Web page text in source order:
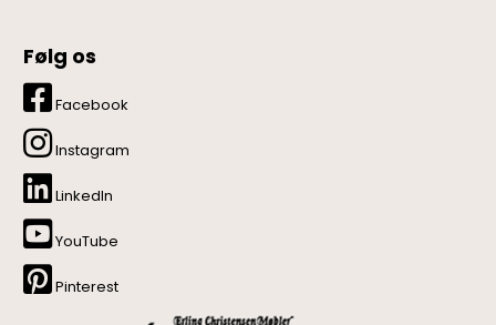
Følg os
Facebook
Instagram
LinkedIn
YouTube
Pinterest